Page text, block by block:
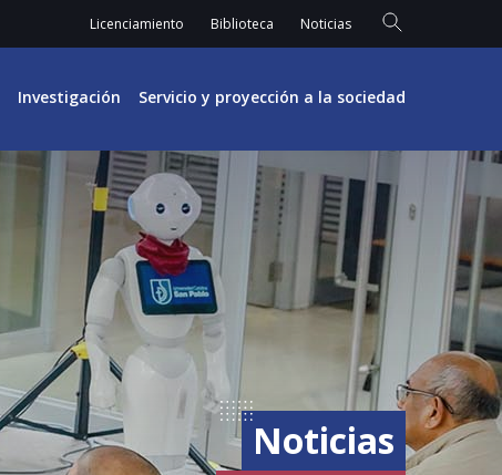
Licenciamiento Biblioteca Noticias
Investigación Servicio y proyección a la sociedad
Noticias